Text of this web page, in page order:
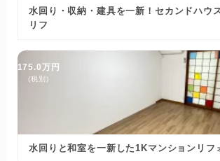
水回り・収納・建具を一新！セカンドハウ
リフ
175.0万円
(税別)
水回りと和室を一新した1Kマンションリフ